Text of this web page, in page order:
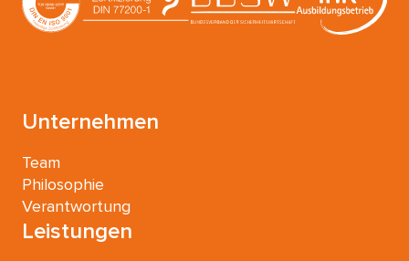
Unternehmen
Team
Philosophie
Verantwortung
Leistungen